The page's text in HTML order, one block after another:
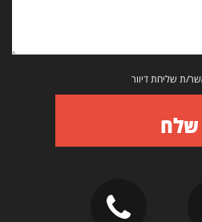
ת שליחת דיוור
שלח